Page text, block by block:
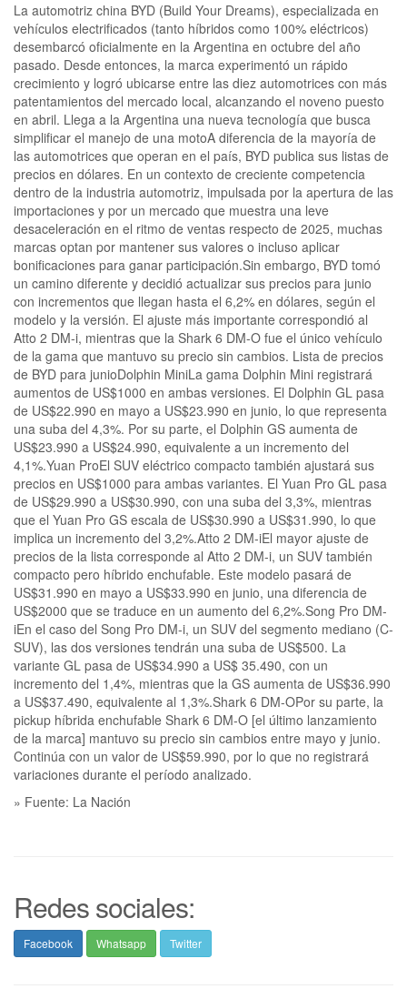
La automotriz china BYD (Build Your Dreams), especializada en
vehículos electrificados (tanto híbridos como 100% eléctricos)
desembarcó oficialmente en la Argentina en octubre del año
pasado. Desde entonces, la marca experimentó un rápido
crecimiento y logró ubicarse entre las diez automotrices con más
patentamientos del mercado local, alcanzando el noveno puesto
en abril. Llega a la Argentina una nueva tecnología que busca
simplificar el manejo de una motoA diferencia de la mayoría de
las automotrices que operan en el país, BYD publica sus listas de
precios en dólares. En un contexto de creciente competencia
dentro de la industria automotriz, impulsada por la apertura de las
importaciones y por un mercado que muestra una leve
desaceleración en el ritmo de ventas respecto de 2025, muchas
marcas optan por mantener sus valores o incluso aplicar
bonificaciones para ganar participación.Sin embargo, BYD tomó
un camino diferente y decidió actualizar sus precios para junio
con incrementos que llegan hasta el 6,2% en dólares, según el
modelo y la versión. El ajuste más importante correspondió al
Atto 2 DM-i, mientras que la Shark 6 DM-O fue el único vehículo
de la gama que mantuvo su precio sin cambios. Lista de precios
de BYD para junioDolphin MiniLa gama Dolphin Mini registrará
aumentos de US$1000 en ambas versiones. El Dolphin GL pasa
de US$22.990 en mayo a US$23.990 en junio, lo que representa
una suba del 4,3%. Por su parte, el Dolphin GS aumenta de
US$23.990 a US$24.990, equivalente a un incremento del
4,1%.Yuan ProEl SUV eléctrico compacto también ajustará sus
precios en US$1000 para ambas variantes. El Yuan Pro GL pasa
de US$29.990 a US$30.990, con una suba del 3,3%, mientras
que el Yuan Pro GS escala de US$30.990 a US$31.990, lo que
implica un incremento del 3,2%.Atto 2 DM-iEl mayor ajuste de
precios de la lista corresponde al Atto 2 DM-i, un SUV también
compacto pero híbrido enchufable. Este modelo pasará de
US$31.990 en mayo a US$33.990 en junio, una diferencia de
US$2000 que se traduce en un aumento del 6,2%.Song Pro DM-
iEn el caso del Song Pro DM-i, un SUV del segmento mediano (C-
SUV), las dos versiones tendrán una suba de US$500. La
variante GL pasa de US$34.990 a US$ 35.490, con un
incremento del 1,4%, mientras que la GS aumenta de US$36.990
a US$37.490, equivalente al 1,3%.Shark 6 DM-OPor su parte, la
pickup híbrida enchufable Shark 6 DM-O [el último lanzamiento
de la marca] mantuvo su precio sin cambios entre mayo y junio.
Continúa con un valor de US$59.990, por lo que no registrará
variaciones durante el período analizado.
» Fuente: La Nación
Redes sociales:
Facebook Whatsapp Twitter